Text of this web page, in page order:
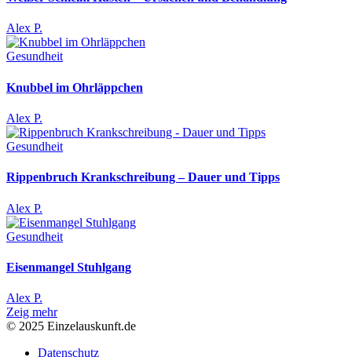
Alex P.
Gesundheit
Knubbel im Ohrläppchen
Alex P.
Gesundheit
Rippenbruch Krankschreibung – Dauer und Tipps
Alex P.
Gesundheit
Eisenmangel Stuhlgang
Alex P.
Zeig mehr
© 2025 Einzelauskunft.de
Datenschutz